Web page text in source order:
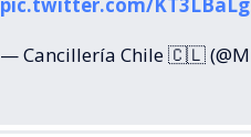
— Cancillería Chile 🇨🇱